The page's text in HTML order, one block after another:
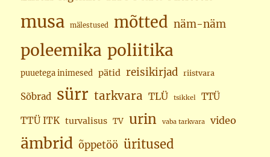
musa mälestused mõtted näm-näm
poleemika poliitika
puuetega inimesed pätid reisikirjad riistvara
Sõbrad sürr tarkvara TLÜ tsikkel TTÜ
TTÜ ITK turvalisus TV urin vaba tarkvara video
ämbrid õppetöö üritused